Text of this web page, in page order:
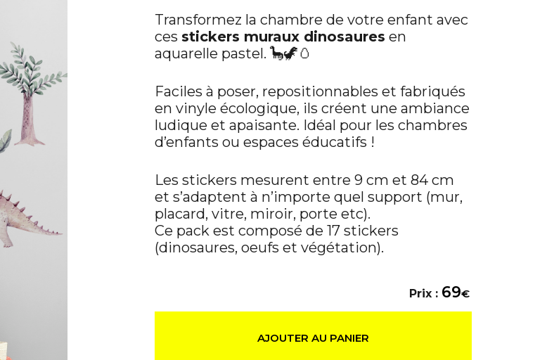
Transformez la chambre de votre enfant avec
ces stickers muraux dinosaures en
aquarelle pastel. 🦕🦖🥚
Faciles à poser, repositionnables et fabriqués
en vinyle écologique, ils créent une ambiance
ludique et apaisante. Idéal pour les chambres
d’enfants ou espaces éducatifs !
Les stickers mesurent entre 9 cm et 84 cm
et s’adaptent à n’importe quel support (mur,
placard, vitre, miroir, porte etc).
Ce pack est composé de 17 stickers
(dinosaures, oeufs et végétation).
Prix : 69€
AJOUTER AU PANIER